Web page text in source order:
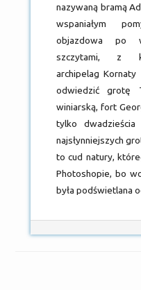
nazywaną bramą
wspaniałym
objazdowa po
szczytami, z
archipelag
odwiedzić grotę
winiarską, fort
tylko
najsłynniejszych
to cud natury,
Photoshopie, bo
była podświetlana